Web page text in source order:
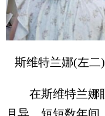
斯维特兰娜(左二
在斯维特兰娜眼